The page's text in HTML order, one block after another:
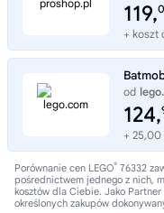
119,
+ koszt
od
124,
+ 25,00
Porównanie cen LEGO® 76332
pośrednictwem jednego z nich,
kosztów dla Ciebie. Jako
określonych zakupów